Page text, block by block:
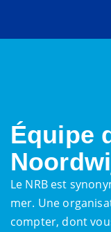
Équipe
Le NRB est
mer. Une
compter, dont